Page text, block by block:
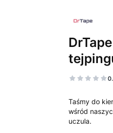
Taśmy do
wśród
uczula.